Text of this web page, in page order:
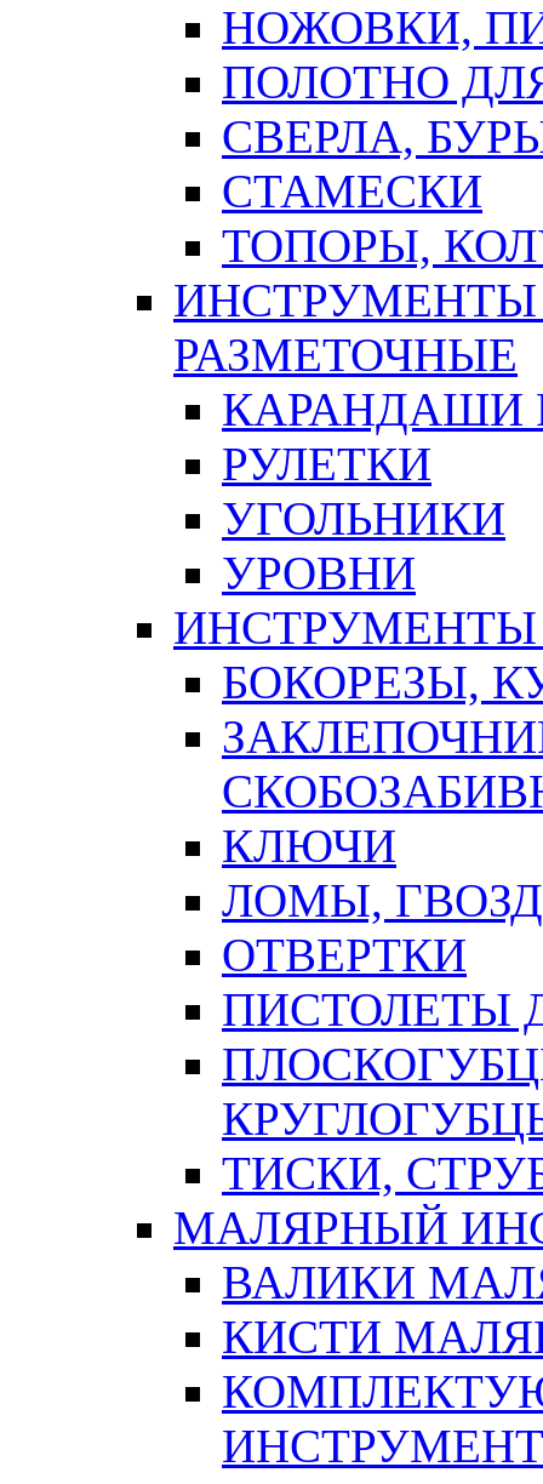
НОЖОВКИ,
ПОЛОТНО
СВЕРЛА,
СТАМЕСКИ
ТОПОРЫ,
ИНСТРУМЕНТЫ
РАЗМЕТОЧНЫЕ
КАРАНДАШИ
РУЛЕТКИ
УГОЛЬНИКИ
УРОВНИ
БОКОРЕЗЫ,
КЛЮЧИ
ЛОМЫ,
ОТВЕРТКИ
ПИСТОЛЕТЫ
ТИСКИ,
МАЛЯРНЫЙ
ВАЛИКИ
КИСТИ